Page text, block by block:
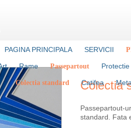
PAGINA PRINCIPALA SERVICII
Rame Passepartout
Colectia standard Catifea
Colectia
Passepartout-
standard. Fata